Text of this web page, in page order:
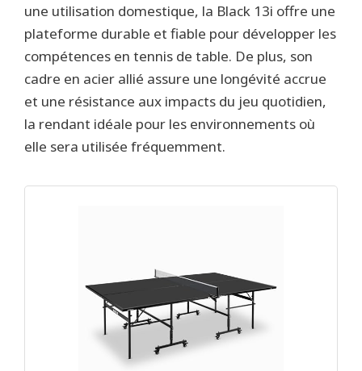
une utilisation domestique, la Black 13i offre une
plateforme durable et fiable pour développer les
compétences en tennis de table. De plus, son
cadre en acier allié assure une longévité accrue
et une résistance aux impacts du jeu quotidien,
la rendant idéale pour les environnements où
elle sera utilisée fréquemment.